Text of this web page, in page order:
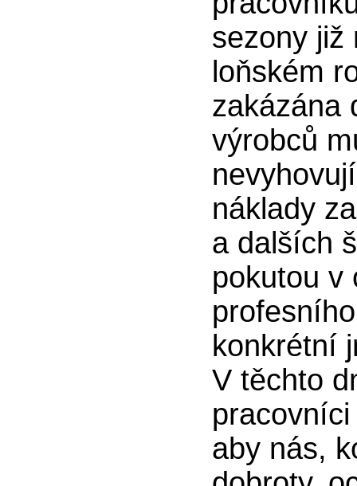
sezony již
loňském
zakázána
výrobců
náklady
a dalších
pokutou v
konkrétní
V těchto
aby nás,